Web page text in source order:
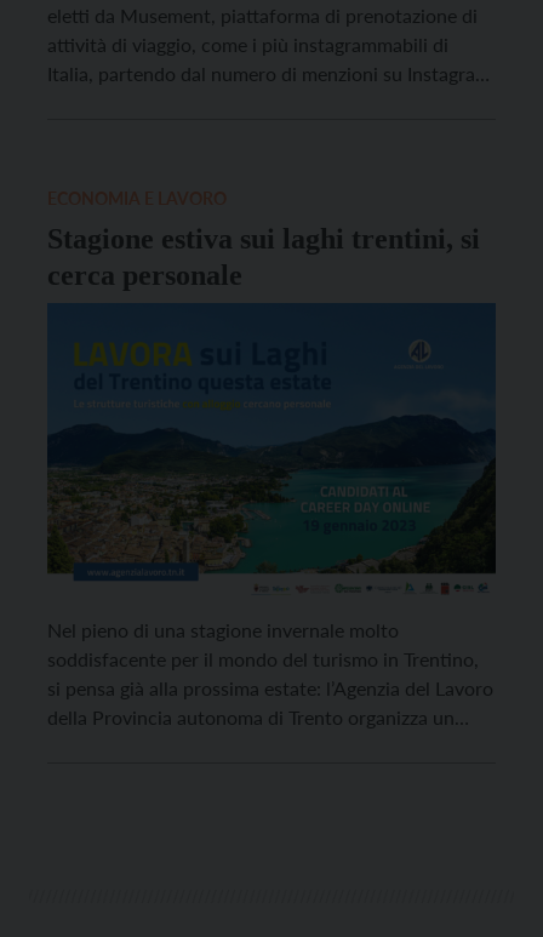
eletti da Musement, piattaforma di prenotazione di
attività di viaggio, come i più instagrammabili di
Italia, partendo dal numero di menzioni su Instagram.
Stagione estiva sui laghi trentini, si
cerca personale
Nel pieno di una stagione invernale molto
soddisfacente per il mondo del turismo in Trentino,
si pensa già alla prossima estate: l’Agenzia del Lavoro
della Provincia autonoma di Trento organizza un